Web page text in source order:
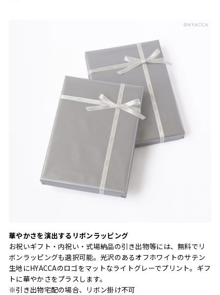
華やかさを演出するリボンラッピング
お祝いギフト・内祝い・式場納品の引き出物等には、無料でリ
ボンラッピングも選択可能。光沢のあるオフホワイトのサテン
生地にHYACCAのロゴをマットなライトグレーでプリント。ギフ
トに華やかさをプラスします。
※引き出物宅配の場合、リボン掛け不可